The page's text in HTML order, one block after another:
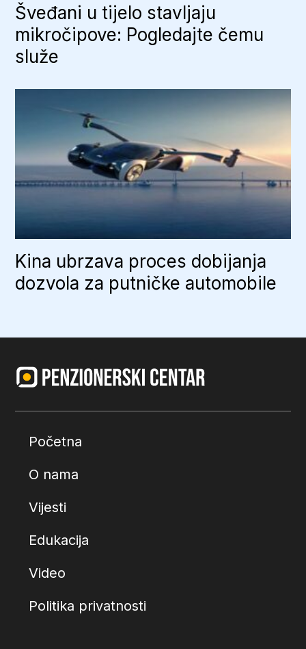
Šveđani u tijelo stavljaju
mikročipove: Pogledajte čemu
služe
Kina ubrzava proces dobijanja
dozvola za putničke automobile
Početna
O nama
Vijesti
Edukacija
Video
Politika privatnosti